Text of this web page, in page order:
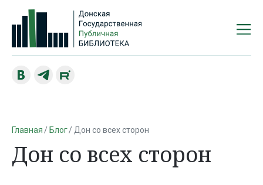
Главная Блог Дон со всех сторон
Дон со всех сторон